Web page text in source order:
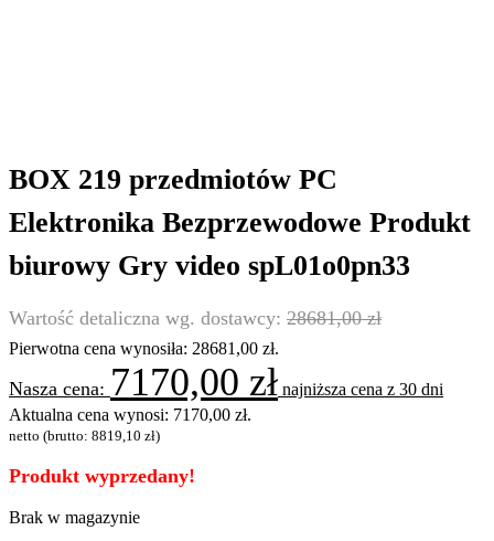
BOX 219 przedmiotów PC
Elektronika Bezprzewodowe Produkt
biurowy Gry video spL01o0pn33
28681,00zł
Pierwotna cena wynosiła: 28681,00 zł.
7170,00 zł najniższa cena z 30 dni
Aktualna cena wynosi: 7170,00 zł.
netto (brutto: 8819,10 zł)
Produkt wyprzedany!
Brak w magazynie